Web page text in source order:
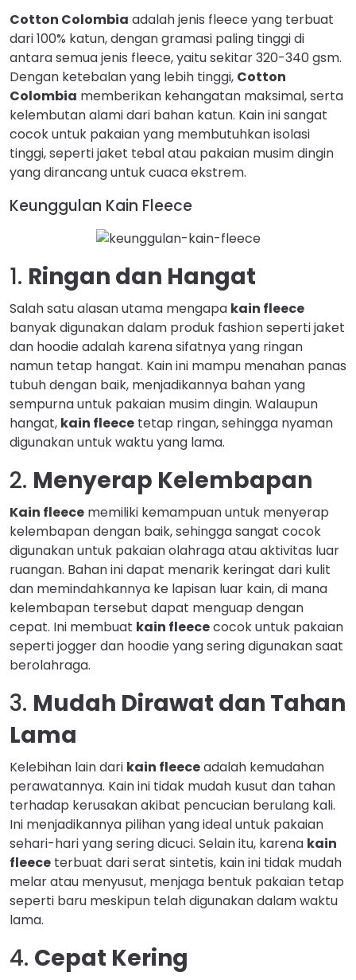
Cotton Colombia adalah jenis fleece yang terbuat
dari 100% katun, dengan gramasi paling tinggi di
antara semua jenis fleece, yaitu sekitar 320-340 gsm.
Dengan ketebalan yang lebih tinggi, Cotton
Colombia memberikan kehangatan maksimal, serta
kelembutan alami dari bahan katun. Kain ini sangat
cocok untuk pakaian yang membutuhkan isolasi
tinggi, seperti jaket tebal atau pakaian musim dingin
yang dirancang untuk cuaca ekstrem.
Keunggulan Kain Fleece
1. Ringan dan Hangat
Salah satu alasan utama mengapa kain fleece
banyak digunakan dalam produk fashion seperti jaket
dan hoodie adalah karena sifatnya yang ringan
namun tetap hangat. Kain ini mampu menahan panas
tubuh dengan baik, menjadikannya bahan yang
sempurna untuk pakaian musim dingin. Walaupun
hangat, kain fleece tetap ringan, sehingga nyaman
digunakan untuk waktu yang lama.
2. Menyerap Kelembapan
Kain fleece memiliki kemampuan untuk menyerap
kelembapan dengan baik, sehingga sangat cocok
digunakan untuk pakaian olahraga atau aktivitas luar
ruangan. Bahan ini dapat menarik keringat dari kulit
dan memindahkannya ke lapisan luar kain, di mana
kelembapan tersebut dapat menguap dengan
cepat. Ini membuat kain fleececocok untuk pakaian
seperti jogger dan hoodie yang sering digunakan saat
berolahraga.
3. Mudah Dirawat dan Tahan
Lama
Kelebihan lain dari kain fleeceadalah kemudahan
perawatannya. Kain ini tidak mudah kusut dan tahan
terhadap kerusakan akibat pencucian berulang kali.
Ini menjadikannya pilihan yang ideal untuk pakaian
sehari-hari yang sering dicuci. Selain itu, karena kain
fleece terbuat dari serat sintetis, kain ini tidak mudah
melar atau menyusut, menjaga bentuk pakaian tetap
seperti baru meskipun telah digunakan dalam waktu
lama.
4. Cepat Kering